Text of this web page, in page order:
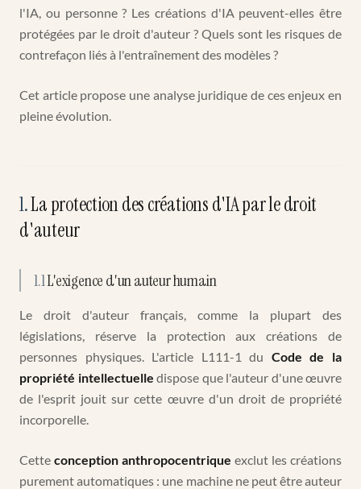
l'IA, ou personne ? Les créations d'IA peuvent-elles être
protégées par le droit d'auteur ? Quels sont les risques de
contrefaçon liés à l'entraînement des modèles ?
Cet article propose une analyse juridique de ces enjeux en
pleine évolution.
1.La protection des créations d'IA par le droit
d'auteur
1.1L'exigence d'un auteur humain
Le droit d'auteur français, comme la plupart des
législations, réserve la protection aux créations de
personnes physiques. L'article L111-1 du Code de la
propriété intellectuelle dispose que l'auteur d'une œuvre
de l'esprit jouit sur cette œuvre d'un droit de propriété
incorporelle.
Cette conception anthropocentrique exclut les créations
purement automatiques : une machine ne peut être auteur